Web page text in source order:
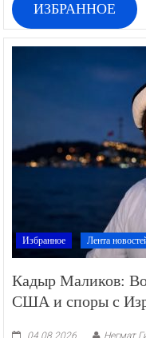
ИЗБРАННОЕ
Избранное Лента
Кадыр Маликов:
США и споры с
04.08.2026 Негмат